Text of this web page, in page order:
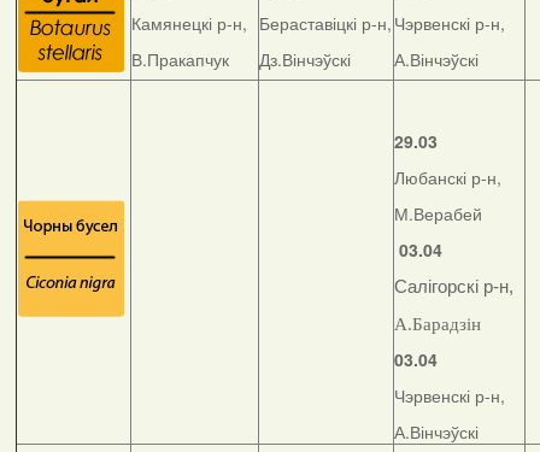
Камянецкі р-н,
В.Пракапчук
Бераставіцкі р-н,
Дз.Вінчэўскі
Чэрвенскі р-н,
А.Вінчэўскі
29.03
Любанскі р-н,
М.Верабей
03.04
Салігорскі р-н,
А.Барадзін
03.04
Чэрвенскі р-н,
А.Вінчэўскі